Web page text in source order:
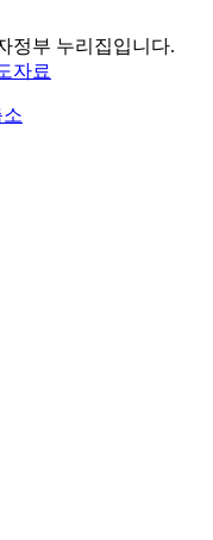
정부 누리집입니다.
자료